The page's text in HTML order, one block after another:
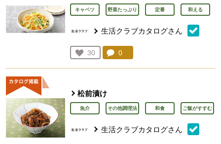
キャベツ 野菜たっぷり 定番 和える
生活クラブカタログさん
お気に入り登録：
30
人が登録
コメント：
0
松前漬け
魚介 その他調理法 和食 ご飯がすすむ
生活クラブカタログさん